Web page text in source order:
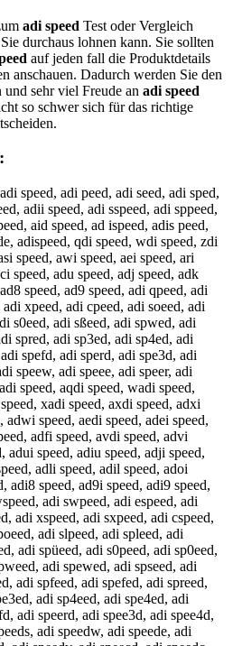
adi speed Test oder Vergleich
durchaus lohnen kann. Sie sollten
auf jeden fall die Produktdetails
anschauen. Dadurch werden Sie den
sehr viel Freude an adi speed
so schwer sich für das richtige
speed, adi peed, adi seed, adi sped,
adii speed, adi sspeed, adi sppeed,
aid speed, ad ispeed, adis peed,
adispeed, qdi speed, wdi speed, zdi
speed, awi speed, aei speed, ari
speed, adu speed, adj speed, adk
speed, ad9 speed, adi qpeed, adi
xpeed, adi cpeed, adi soeed, adi
s0eed, adi sßeed, adi spwed, adi
spred, adi sp3ed, adi sp4ed, adi
spefd, adi sperd, adi spe3d, adi
speew, adi speee, adi speer, adi
speed, aqdi speed, wadi speed,
xadi speed, axdi speed, adxi
adwi speed, aedi speed, adei speed,
adfi speed, avdi speed, advi
adui speed, adiu speed, adji speed,
adli speed, adil speed, adoi
adi8 speed, ad9i speed, adi9 speed,
adi swpeed, adi espeed, adi
adi xspeed, adi sxpeed, adi cspeed,
adi slpeed, adi spleed, adi
adi spüeed, adi s0peed, adi sp0eed,
adi spewed, adi spseed, adi
adi spfeed, adi spefed, adi spreed,
adi sp4eed, adi spe4ed, adi
adi speerd, adi spee3d, adi spee4d,
adi speedw, adi speede, adi